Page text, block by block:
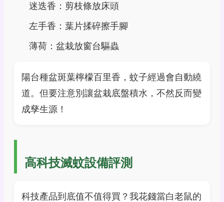
迷迭香：剪枝條放床頭
左手香：葉片揉碎擦手腳
薄荷：盆栽放窗台驅蟲
陽台種盆斑葉檸檬百里香，蚊子經過會自動繞
道。但要注意別讓盆栽底盤積水，不然反而變
成孳生源！
高科技滅蚊設備評測
科技產品到底值不值得買？我花錢當白老鼠的